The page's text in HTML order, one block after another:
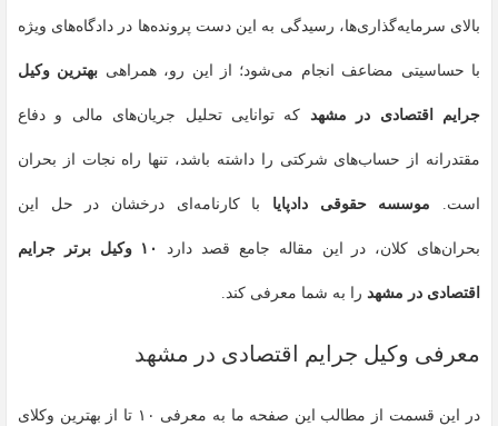
بالای سرمایه‌گذاری‌ها، رسیدگی به این دست پرونده‌ها در دادگاه‌های ویژه
با حساسیتی مضاعف انجام می‌شود؛ از این رو، همراهی بهترین وکیل
جرایم اقتصادی در مشهد که توانایی تحلیل جریان‌های مالی و دفاع
مقتدرانه از حساب‌های شرکتی را داشته باشد، تنها راه نجات از بحران
است. موسسه حقوقی دادپایا با کارنامه‌ای درخشان در حل این
بحران‌های کلان، در این مقاله جامع قصد دارد ۱۰ وکیل برتر جرایم
اقتصادی در مشهد را به شما معرفی کند.
معرفی وکیل جرایم اقتصادی در مشهد
در این قسمت از مطالب این صفحه ما به معرفی ۱۰ تا از بهترین وکلای